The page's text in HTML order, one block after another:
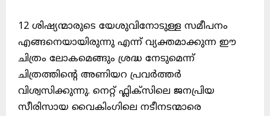
12 ശിഷ്യന്മാരുടെ യേശുവിനോടുള്ള സമീപനം
എങ്ങനെയായിരുന്നു എന്ന് വ്യക്തമാക്കുന്ന ഈ
ചിത്രം ലോകമെങ്ങും ശ്രദ്ധ നേടുമെന്ന്
ചിത്രത്തിന്റെ അണിയറ പ്രവർത്തർ
വിശ്വസിക്കുന്നു. നെറ്റ് ഫ്ലിക്സിലെ ജനപ്രിയ
സീരിസായ വൈകിംഗിലെ നടീനടന്മാരെ